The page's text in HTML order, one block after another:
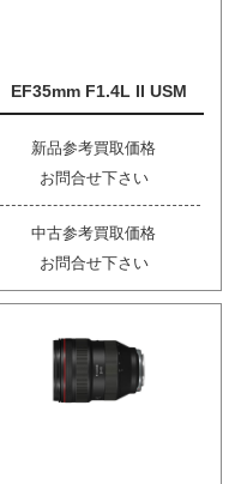
EF35mm F1.4L II USM
新品参考買取価格
お問合せ下さい
中古参考買取価格
お問合せ下さい